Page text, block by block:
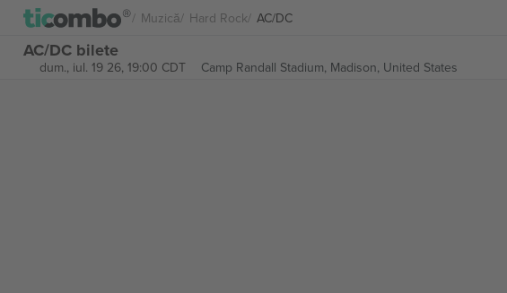
Muzică Hard Rock AC/DC
AC/DC bilete
dum., iul. 19 26, 19:00 CDT Camp Randall Stadium, Madison, United States